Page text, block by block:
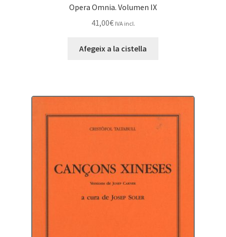
Opera Omnia. Volumen IX
41,00€ IVA incl.
Afegeix a la cistella